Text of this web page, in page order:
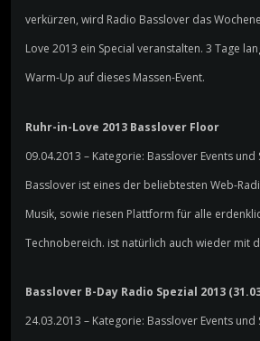
verkürzen, wird Radio Basslover das
Love 2013 ein Special veranstalten. 3 Tage
Warm-Up auf dieses Massen-Event.
Ruhr-in-Love 2013 Basslover Floor
09.04.2013 – Kategorie: Basslover Events und
Basslover ist eines der beliebtesten Web-
Musik, sowie riesen Plattform für alle
Technobereich. ist natürlich auch wieder mit
Basslover B-Day Radio Spezial 2013
24.03.2013 – Kategorie: Basslover Events und